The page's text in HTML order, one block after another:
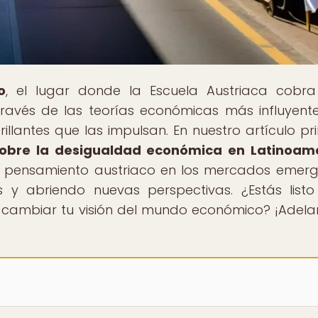
, el lugar donde la Escuela Austriaca
de las teorías económicas más
que las impulsan. En nuestro artículo
la desigualdad económica en
austriaco en los mercados
y abriendo nuevas perspectivas. ¿Estás
tu visión del mundo económico?